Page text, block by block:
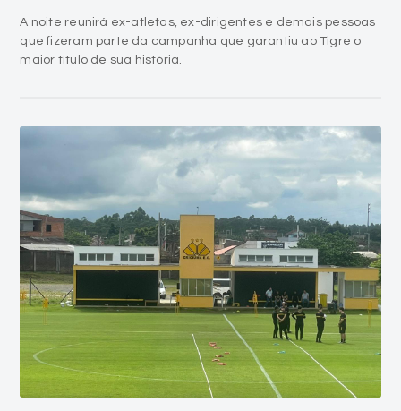
A noite reunirá ex-atletas, ex-dirigentes e demais pessoas
que fizeram parte da campanha que garantiu ao Tigre o
maior título de sua história.